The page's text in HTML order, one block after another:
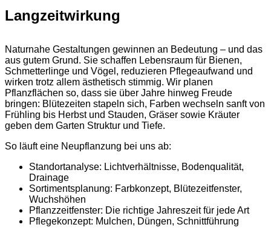
Langzeitwirkung
Naturnahe Gestaltungen gewinnen an Bedeutung – und das
aus gutem Grund. Sie schaffen Lebensraum für Bienen,
Schmetterlinge und Vögel, reduzieren Pflegeaufwand und
wirken trotz allem ästhetisch stimmig. Wir planen
Pflanzflächen so, dass sie über Jahre hinweg Freude
bringen: Blütezeiten stapeln sich, Farben wechseln sanft von
Frühling bis Herbst und Stauden, Gräser sowie Kräuter
geben dem Garten Struktur und Tiefe.
So läuft eine Neupflanzung bei uns ab:
Standortanalyse: Lichtverhältnisse, Bodenqualität,
Drainage
Sortimentsplanung: Farbkonzept, Blütezeitfenster,
Wuchshöhen
Pflanzzeitfenster: Die richtige Jahreszeit für jede Art
Pflegekonzept: Mulchen, Düngen, Schnittführung